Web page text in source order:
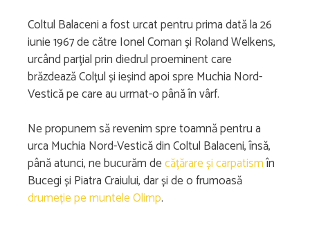
Coltul Balaceni a fost urcat pentru prima dată la 26
iunie 1967 de către Ionel Coman și Roland Welkens,
urcând parțial prin diedrul proeminent care
brăzdează Colțul și ieșind apoi spre Muchia Nord-
Vestică pe care au urmat-o până în vârf.
Ne propunem să revenim spre toamnă pentru a
urca Muchia Nord-Vestică din Coltul Balaceni, însă,
până atunci, ne bucurăm decățărare și carpatismîn
Bucegi și Piatra Craiului, dar și de o frumoasă
drumeție pe muntele Olimp.